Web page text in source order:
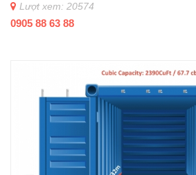
Lượt xem: 20574
0905 88 63 88